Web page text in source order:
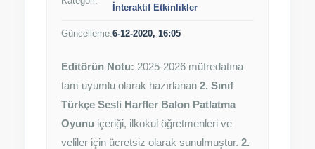
İnteraktif Etkinlikler
Güncelleme:6-12-2020, 16:05
Editörün Notu: 2025-2026 müfredatına
tam uyumlu olarak hazırlanan 2. Sınıf
Türkçe Sesli Harfler Balon Patlatma
Oyunu içeriği, ilkokul öğretmenleri ve
veliler için ücretsiz olarak sunulmuştur. 2.